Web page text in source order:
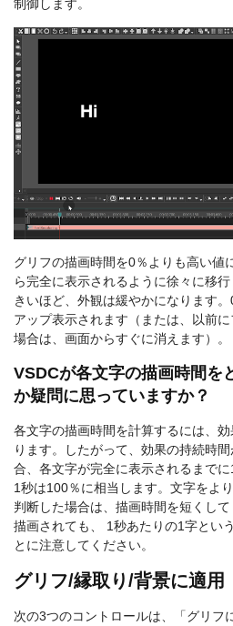
制御します。
グリフの描画時間を0％よりも高い値
ら完全に表示されるように徐々に移
きいほど、外観は緩やかになります
アップ表示されます（または、以前
場合は、画面からすぐに消えます）。
VSDCが各文字の描画時間を
か疑問に思っていますか？
各文字の描画時間を計算するには、
ります。したがって、効果の持続時
合、各文字が完全に表示されるまでに
1秒は100％に相当します。文字をよ
判断した場合は、描画時間を短くし
描画されても、 1秒あたりの1字とい
とに注意してください。
グリフ/縁取り/背景に適用
次の3つのコントロールは、「グリフ